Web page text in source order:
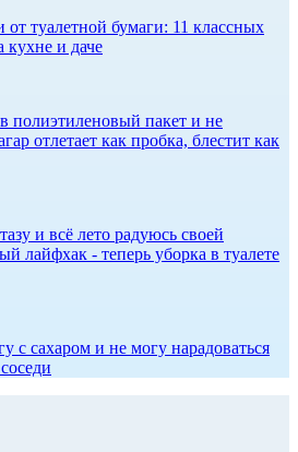
туалетной бумаги: 11 классных
кухне и даче
полиэтиленовый пакет и не
отлетает как пробка, блестит как
и всё лето радуюсь своей
лайфхак - теперь уборка в туалете
с сахаром и не могу нарадоваться